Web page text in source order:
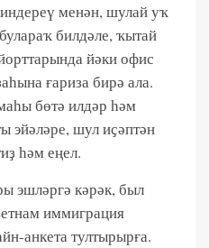
менән, шулай уҡ
булараҡ билдәле, ҡытай
йәки офис
ғариза бирә ала.
бөтә илдәр һәм
эйәләре, шул иҫәптән
һәм еңел.
эшләргә кәрәк, был
иммиграция
анкета тултырырға.